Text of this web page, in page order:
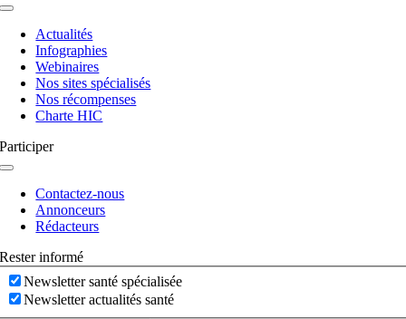
Navigation
basculeActualités
Infographies
Webinaires
Nos sites spécialisés
Nos récompenses
Charte HIC
Participer
Navigation
basculeContactez-nous
Annonceurs
Rédacteurs
Rester informé
Newsletter santé spécialisée
Newsletter actualités santé